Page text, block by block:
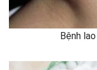
Bệnh